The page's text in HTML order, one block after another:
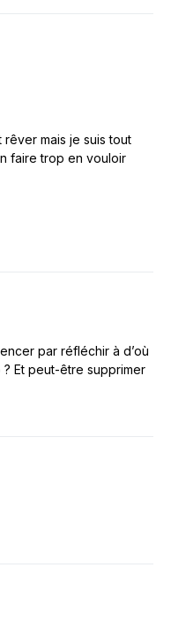
rêver mais je suis tout
faire trop en vouloir
par réfléchir à d’où
Et peut-être supprimer